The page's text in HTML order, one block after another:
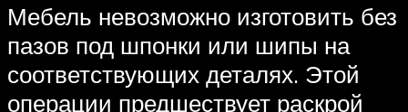
Мебель невозможно изготовить без
пазов под шпонки или шипы на
соответствующих деталях. Этой
операции предшествует раскрой